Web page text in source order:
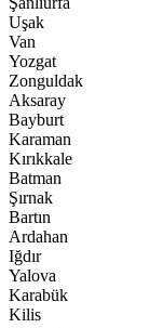
Uşak
Van
Yozgat
Zonguldak
Aksaray
Bayburt
Karaman
Kırıkkale
Batman
Şırnak
Bartın
Ardahan
Iğdır
Yalova
Karabük
Kilis